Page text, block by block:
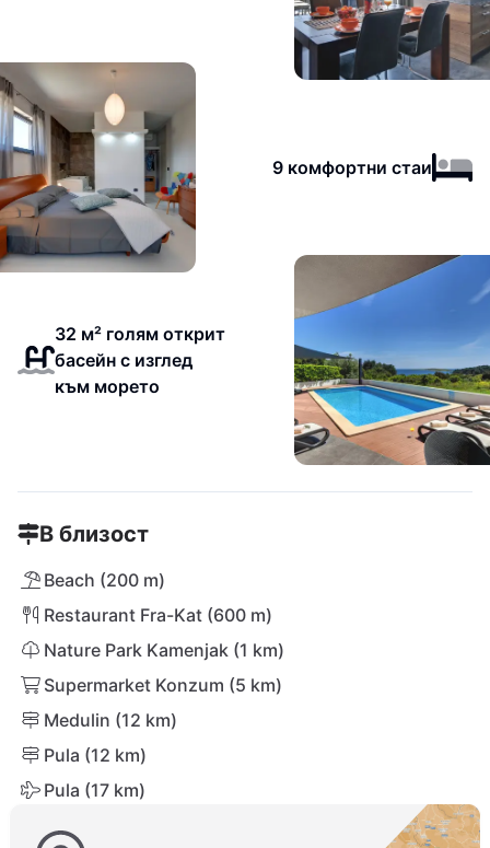
9 комфортни стаи
32 м² голям открит
басейн с изглед
към морето
В близост
Beach (200 m)
Restaurant Fra-Kat (600 m)
Nature Park Kamenjak (1 km)
Supermarket Konzum (5 km)
Medulin (12 km)
Pula (12 km)
Pula (17 km)